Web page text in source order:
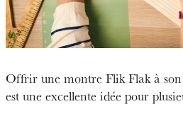
Offrir une montre Flik Flak à
est une excellente idée pour